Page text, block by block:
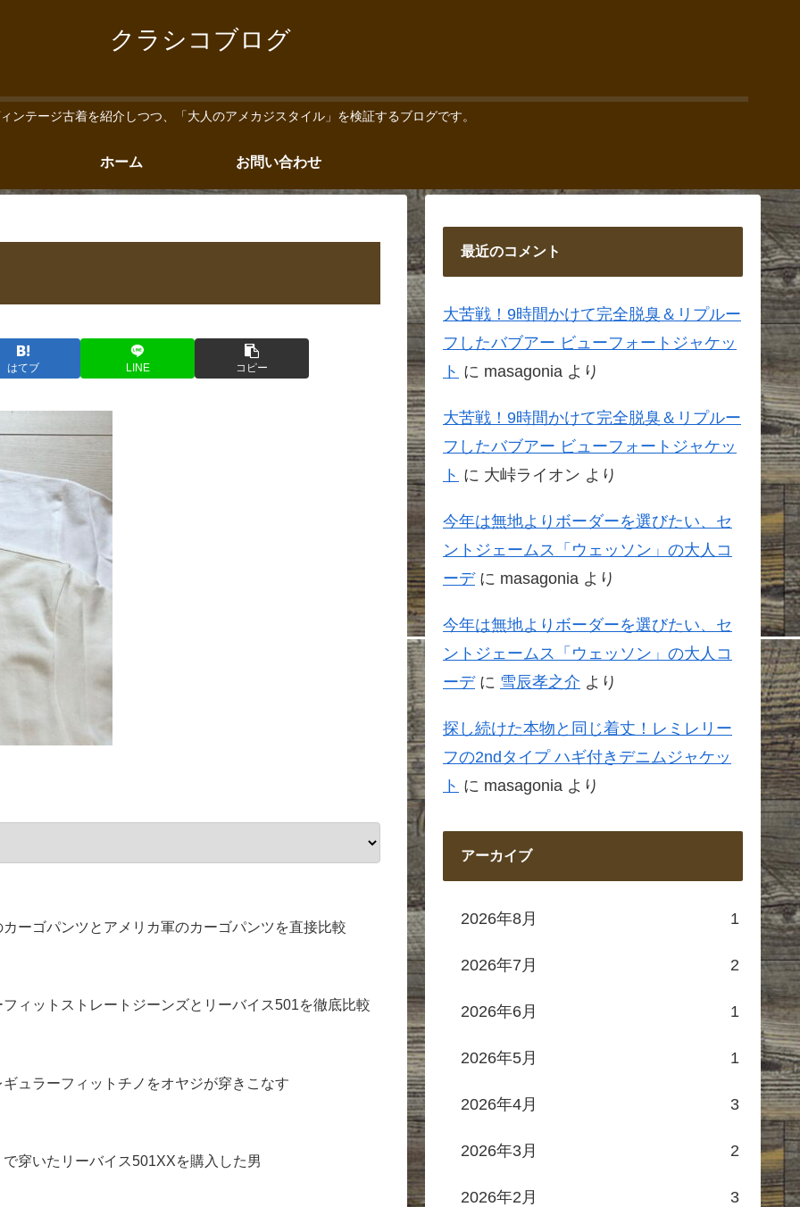
クラシコブログ
ンテージ古着を紹介しつつ、「大人のアメカジスタイル」を検証するブログです。
ホーム お問い合わせ
はてブ LINE コピー
ーゴパンツとアメリカ軍のカーゴパンツを直接比較
ィットストレートジーンズとリーバイス501を徹底比較
ュラーフィットチノをオヤジが穿きこなす
穿いたリーバイス501XXを購入した男
最近のコメント
大苦戦！9時間かけて完全脱臭＆リプルー
フしたバブアー ビューフォートジャケッ
ト に masagonia より
大苦戦！9時間かけて完全脱臭＆リプルー
フしたバブアー ビューフォートジャケッ
ト に 大峠ライオン より
今年は無地よりボーダーを選びたい、セ
ントジェームス「ウェッソン」の大人コ
ーデに masagonia より
今年は無地よりボーダーを選びたい、セ
ントジェームス「ウェッソン」の大人コ
ーデに 雪辰孝之介 より
探し続けた本物と同じ着丈！レミレリー
フの2ndタイプ ハギ付きデニムジャケッ
ト に masagonia より
アーカイブ
2026年8月 1
2026年7月 2
2026年6月 1
2026年5月 1
2026年4月 3
2026年3月 2
2026年2月 3